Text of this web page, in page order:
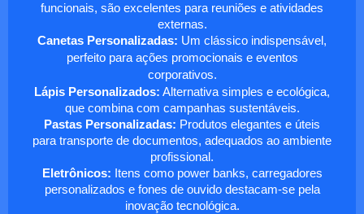
funcionais, são excelentes para reuniões e atividades
externas.
Canetas Personalizadas: Um clássico indispensável,
perfeito para ações promocionais e eventos
corporativos.
Lápis Personalizados: Alternativa simples e ecológica,
que combina com campanhas sustentáveis.
Pastas Personalizadas: Produtos elegantes e úteis
para transporte de documentos, adequados ao ambiente
profissional.
Eletrônicos: Itens como power banks, carregadores
personalizados e fones de ouvido destacam-se pela
inovação tecnológica.